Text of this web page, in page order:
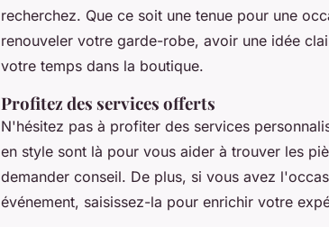
recherchez. Que ce soit une tenue pour une
renouveler votre garde-robe, avoir une idée
votre temps dans la boutique.
Profitez des services offerts
N'hésitez pas à profiter des services
en style sont là pour vous aider à trouver les
demander conseil. De plus, si vous avez
événement, saisissez-la pour enrichir votre